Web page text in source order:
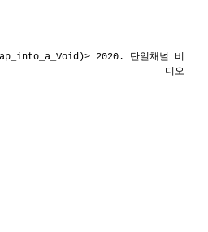
2020. 단일채널 비
디오